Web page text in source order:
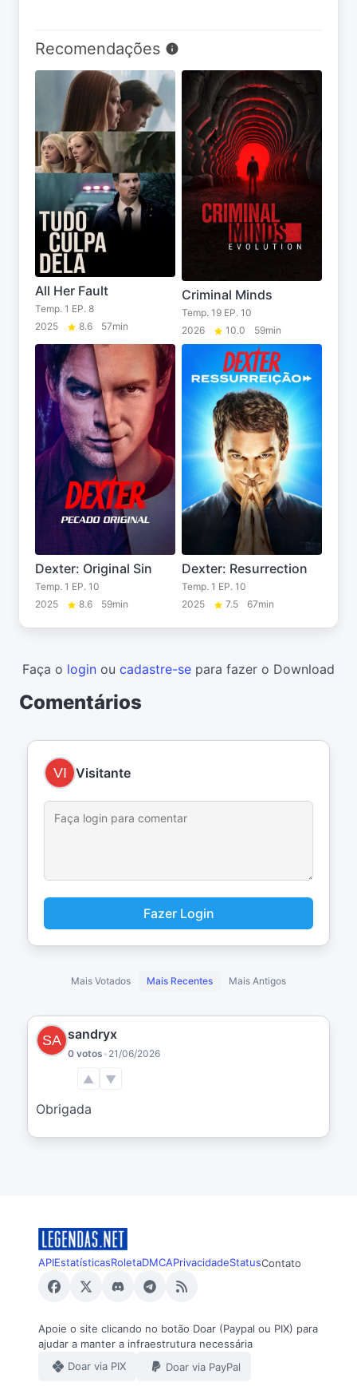
Recomendações
All Her Fault
Temp. 1 EP. 8
2025
8.6 57min
Criminal Minds
Temp. 19 EP. 10
2026
10.0 59min
Dexter: Original Sin
Temp. 1 EP. 10
2025
8.6 59min
Dexter: Resurrection
Temp. 1 EP. 10
2025
7.5 67min
Faça o login ou cadastre-se para fazer o Download
Comentários
Visitante
Fazer Login
Mais Votados Mais Recentes Mais Antigos
sandryx
0 votos • 21/06/2026
▲ ▼
Obrigada
APIEstatísticasRoletaDMCAPrivacidadeStatusContato
Apoie o site clicando no botão Doar (Paypal ou PIX) para
ajudar a manter a infraestrutura necessária
Doar via PIX
Doar via PayPal